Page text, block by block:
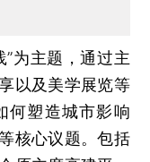
为主题，通过主
以及美学展览等
何塑造城市影响
核心议题。包括